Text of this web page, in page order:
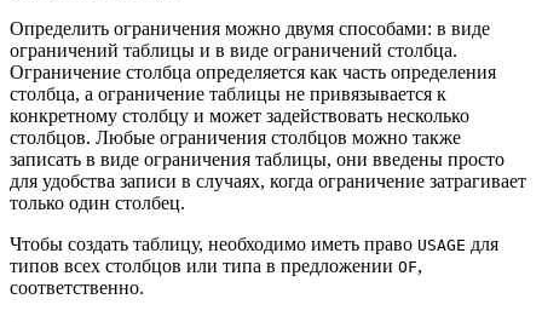
Определить ограничения можно двумя способами: в виде
ограничений таблицы и в виде ограничений столбца.
Ограничение столбца определяется как часть определения
столбца, а ограничение таблицы не привязывается к
конкретному столбцу и может задействовать несколько
столбцов. Любые ограничения столбцов можно также
записать в виде ограничения таблицы, они введены просто
для удобства записи в случаях, когда ограничение затрагивает
только один столбец.
Чтобы создать таблицу, необходимо иметь право USAGE для
типов всех столбцов или типа в предложении OF,
соответственно.